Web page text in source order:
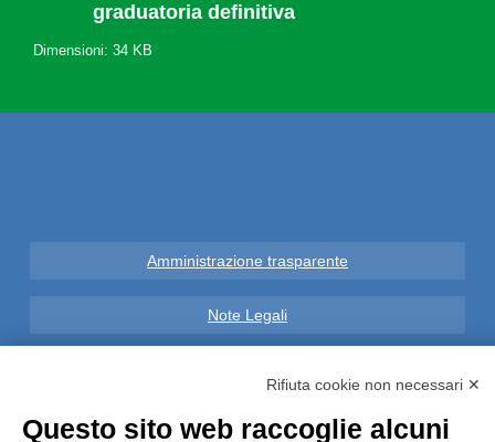
graduatoria definitiva
Dimensioni: 34 KB
Amministrazione trasparente
Note Legali
Informative GDPR (679/2016)
Rifiuta cookie non necessari ✕
Questo sito web raccoglie alcuni